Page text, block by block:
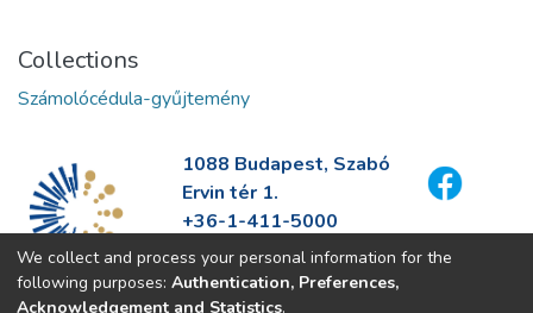
Collections
Számolócédula-gyűjtemény
1088 Budapest, Szabó
Ervin tér 1.
+36-1-411-5000
info@fszek.hu
https://fszek.hu
We collect and process your personal information for the
following purposes: Authentication, Preferences,
Acknowledgement and Statistics.